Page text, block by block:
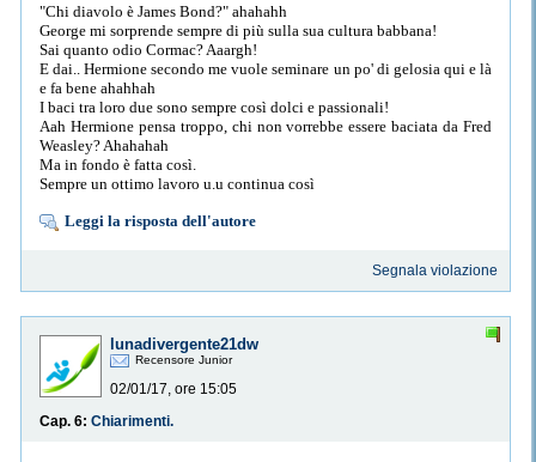
"Chi diavolo è James Bond?" ahahahh
George mi sorprende sempre di più sulla sua cultura babbana!
Sai quanto odio Cormac? Aaargh!
E dai.. Hermione secondo me vuole seminare un po' di gelosia qui e là
e fa bene ahahhah
I baci tra loro due sono sempre così dolci e passionali!
Aah Hermione pensa troppo, chi non vorrebbe essere baciata da Fred
Weasley? Ahahahah
Ma in fondo è fatta così.
Sempre un ottimo lavoro u.u continua così
Leggi la risposta dell'autore
Segnala violazione
lunadivergente21dw
Recensore Junior
02/01/17, ore 15:05
Cap. 6: Chiarimenti.